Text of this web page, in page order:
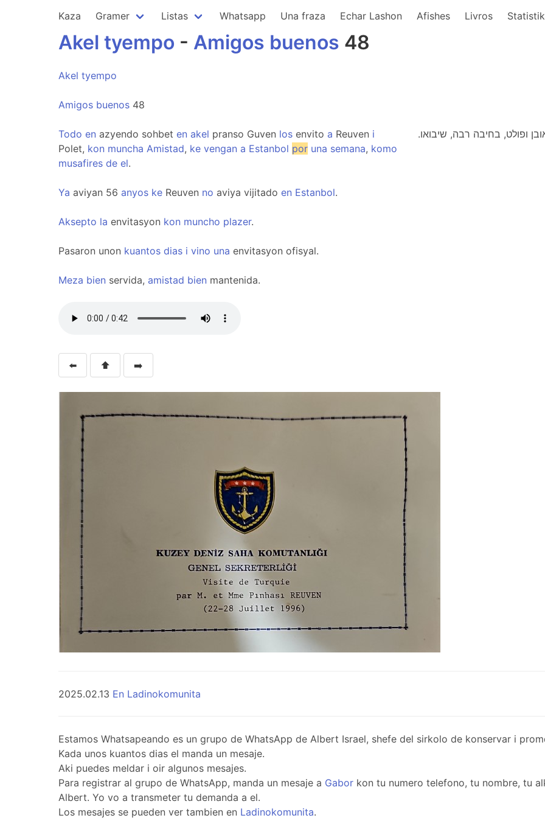
Kaza Gramer Listas Whatsapp Una fraza Echar Lashon Afishes Livros
Akel tyempo - Amigos buenos 48
Akel tyempo
Amigos buenos 48
Todo en azyendo sohbet en akel pranso Guven los envito a Reuven i
Polet, kon muncha Amistad, ke vengan a Estanbol por una semana, komo
musafires de el.
.הכל בהיותם משוחחים באותו שולחן גובן הזמין את ראובן ופולט, בחיבה רבה, שיבואו
Ya aviyan 56 anyos ke Reuven no aviya vijitado en Estanbol.
Aksepto la envitasyon kon muncho plazer.
Pasaron unon kuantos dias i vino una envitasyon ofisyal.
Meza bien servida, amistad bien mantenida.
⬅️ ⬆️ ➡️
2025.02.13 En Ladinokomunita
Estamos Whatsapeando es un grupo de WhatsApp de Albert Israel, shefe del sirkolo de konservar i
Kada unos kuantos dias el manda un mesaje.
Aki puedes meldar i oir algunos mesajes.
Para registrar al grupo de WhatsApp, manda un mesaje a Gabor kon tu numero telefono, tu nombre, tu
Albert. Yo vo a transmeter tu demanda a el.
Los mesajes se pueden ver tambien en Ladinokomunita.